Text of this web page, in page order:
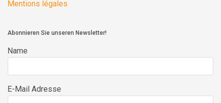
Mentions légales
Abonnieren Sie unseren Newsletter!
Name
E-Mail Adresse